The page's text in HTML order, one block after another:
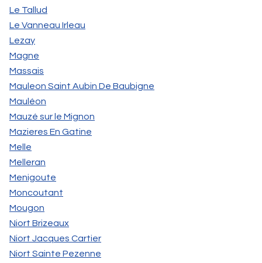
Le Tallud
Le Vanneau Irleau
Lezay
Magne
Massais
Mauleon Saint Aubin De Baubigne
Mauléon
Mauzé sur le Mignon
Mazieres En Gatine
Melle
Melleran
Menigoute
Moncoutant
Mougon
Niort Brizeaux
Niort Jacques Cartier
Niort Sainte Pezenne